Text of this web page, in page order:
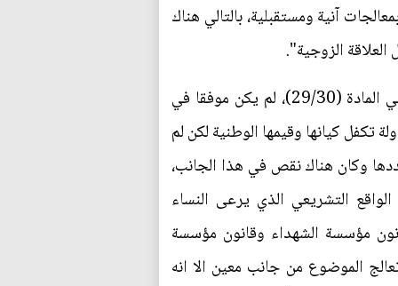
آنية ومستقبلية، بالتالي هناك
الزوجية".
"أيضا لو رجعنا إلى التشريعات التي كفلة تلك الحقوق، فالمشرع العراقي على صعيد الدستور العراقي في المادة (29/30)، لم يكن موفقا في
تكفل كيانها وقيمها الوطنية لكن لم
ولم يحددها وكان هناك نقص في هذا الجانب،
الواقع التشريعي الذي يرعى النساء
مؤسسة الشهداء وقانون مؤسسة
الموضوع من جانب معين الا انه